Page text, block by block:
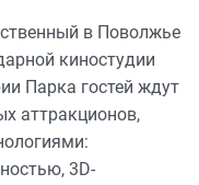
в Поволжье
киностудии
Парка гостей ждут
аттракционов,
3D-